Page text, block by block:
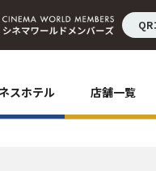
QR
スホテル 店舗一覧